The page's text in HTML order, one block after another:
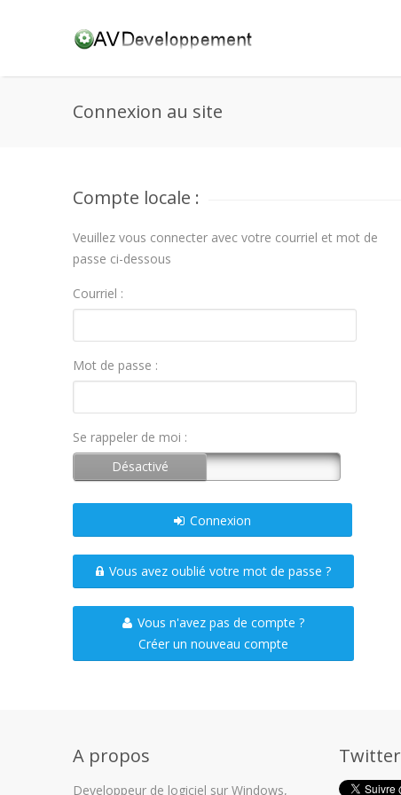
Connexion au site
Compte locale :
Veuillez vous connecter avec votre courriel et mot de
passe ci-dessous
Courriel :
Mot de passe :
Se rappeler de moi :
Connexion
Vous avez oublié votre mot de passe ?
Vous n'avez pas de compte ?
Créer un nouveau compte
A propos
Developpeur de logiciel sur Windows,
Twitter